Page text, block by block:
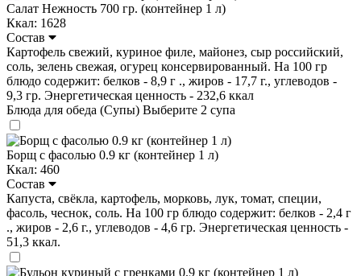
Салат Нежность 700 гр. (контейнер 1 л)
Ккал: 1628
Состав
Картофель свежий, куриное филе, майонез, сыр российский,
соль, зелень свежая, огурец консервированный. На 100 гр
блюдо содержит: белков - 8,9 г ., жиров - 17,7 г., углеводов -
9,3 гр. Энергетическая ценность - 232,6 ккал
Блюда для обеда (Супы) Выберите 2 супа
Борщ с фасолью 0.9 кг (контейнер 1 л)
Ккал: 460
Состав
Капуста, свёкла, картофель, морковь, лук, томат, специи,
фасоль, чеснок, соль. На 100 гр блюдо содержит: белков - 2,4 г
., жиров - 2,6 г., углеводов - 4,6 гр. Энергетическая ценность -
51,3 ккал.